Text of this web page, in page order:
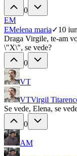
0
EM
EMelena maria✓10
Draga Virgile, te-am
\"X\", se vede?
0
VT
VTVirgil
Se vede, Elena, se
0
AM